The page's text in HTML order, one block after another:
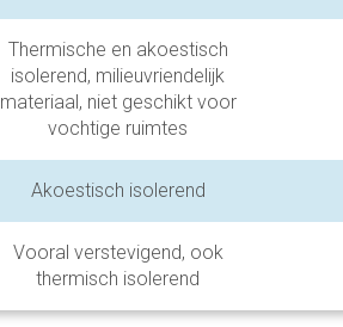
Thermische en akoestisch
isolerend, milieuvriendelijk
materiaal, niet geschikt voor
vochtige ruimtes
Akoestisch isolerend
Vooral verstevigend, ook
thermisch isolerend